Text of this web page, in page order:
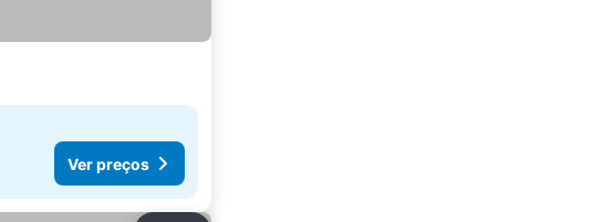
Ver preços